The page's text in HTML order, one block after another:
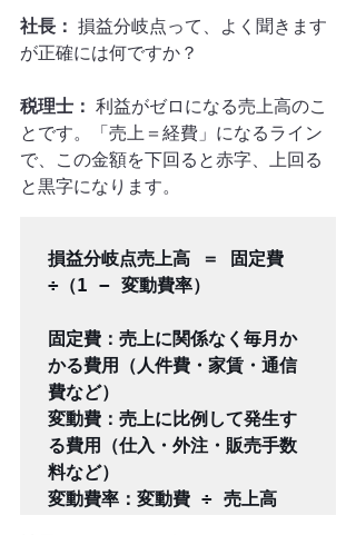
社長： 損益分岐点って、よく聞きます
が正確には何ですか？
税理士： 利益がゼロになる売上高のこ
とです。「売上＝経費」になるライン
で、この金額を下回ると赤字、上回る
と黒字になります。
損益分岐点売上高 ＝ 固定費
÷（1 − 変動費率）
固定費：売上に関係なく毎月か
かる費用（人件費・家賃・通信
費など）
変動費：売上に比例して発生す
る費用（仕入・外注・販売手数
料など）